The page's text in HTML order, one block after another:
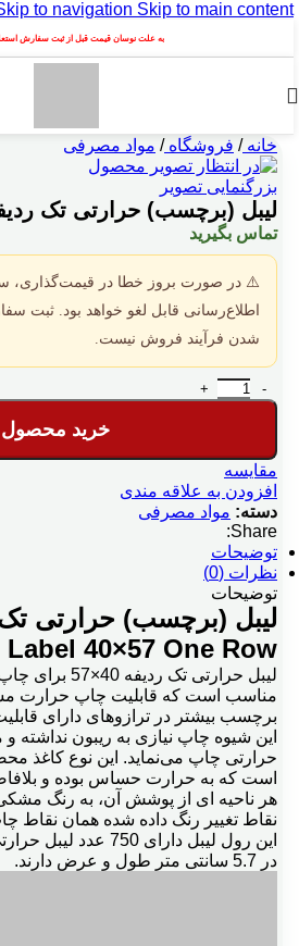
to navigation Skip to main content
به علت نوسان قیمت قبل از ثبت سفارش
خانه/ فروشگاه/ مواد مصرفی
بزرگنمایی تصویر
لیبل (برچسب) حرارتی تک ردیفه
تماس بگیرید
⚠️ در صورت بروز خطا در قیمت‌گذاری،
اطلاع‌رسانی قابل لغو خواهد بود. ثبت
شدن فرآیند فروش نیست.
لیبل (برچسب) حرارتی تک ردیفه 57×40 عدد
خرید محصول
مقایسه
افزودن به علاقه مندی
دسته: مواد مصرفی
Share:
توضیحات
نظرات (0)
توضیحات
لیبل (برچسب) حرارتی
40×57 One Row
لیبل حرارتی تک
مناسب است که قابلیت چاپ حرارت
برچسب بیشتر در ترازوهای دارای
این شیوه چاپ نیازی به ریبون نداشته
حرارتی چاپ می‌نماید. این نوع کاغذ
است که به حرارت حساس بوده و
هر ناحیه ای از پوشش آن، به رنگ
نقاط تغییر رنگ داده شده همان نقاط
در 5.7 سانتی متر طول و عرض دارند.